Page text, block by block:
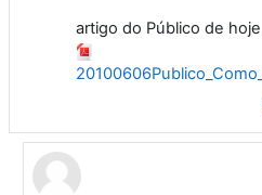
artigo do Público de